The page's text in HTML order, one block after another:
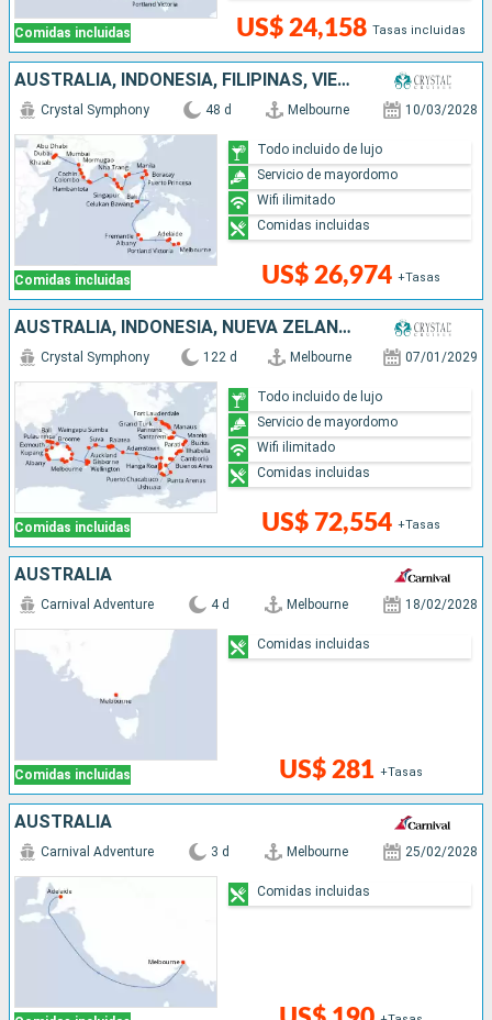
Comidas incluidas US$ 24,158 Tasas incluidas
AUSTRALIA, INDONESIA, FILIPINAS, VIETNAM, SINGAPUR, MALASIA, TAILANDIA, SRI LANKA, INDIA, OMAN, EMIRATOS ÁRABES UNIDOS
Comidas incluidas
Crystal Symphony 48 d Melbourne 10/03/2028
US$ 26,974 +Tasas
Todo incluido de lujo
Servicio de mayordomo
Wifi ilimitado
Comidas incluidas
AUSTRALIA, INDONESIA, NUEVA ZELANDA, FIDJI (ISLAS), SAMOA, ESTADOS UNIDOS, FRANCIA, REINO UNIDO, CHILE, ARGENTINA, ISLAS MALVINAS, URUGUAY, BRASIL, BARBADOS, DOMINICA, PUERTO RICO, REPÚBLICA DOMINICAN
Comidas incluidas
Crystal Symphony 122 d Melbourne 07/01/2029
US$ 72,554 +Tasas
Todo incluido de lujo
Servicio de mayordomo
Wifi ilimitado
Comidas incluidas
AUSTRALIA
Comidas incluidas
Carnival Adventure 4 d Melbourne 18/02/2028
US$ 281 +Tasas
Comidas incluidas
AUSTRALIA
Carnival Adventure 3 d Melbourne 25/02/2028
Comidas incluidas